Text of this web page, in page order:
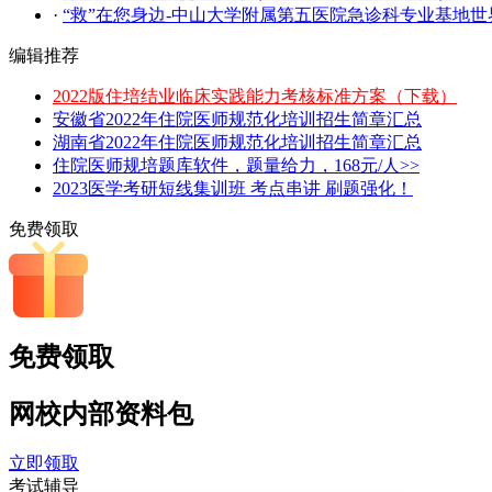
· “救”在您身边-中山大学附属第五医院急诊科专业基地
编辑推荐
2022版住培结业临床实践能力考核标准方案（下载）
安徽省2022年住院医师规范化培训招生简章汇总
湖南省2022年住院医师规范化培训招生简章汇总
住院医师规培题库软件，题量给力，168元/人>>
2023医学考研短线集训班 考点串讲 刷题强化！
免费领取
免费领取
网校内部资料包
立即领取
考试辅导